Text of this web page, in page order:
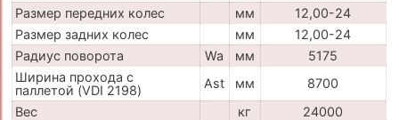
Размер передних колес
мм
12,00-24
Размер задних колес
мм
12,00-24
Радиус поворота
Wa мм
5175
Ширина прохода с
паллетой (VDI 2198)
Ast мм
8700
Вес
кг
24000